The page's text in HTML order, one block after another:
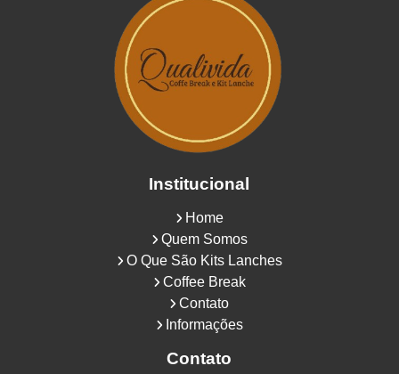
Institucional
Home
Quem Somos
O Que São Kits Lanches
Coffee Break
Contato
Informações
Contato